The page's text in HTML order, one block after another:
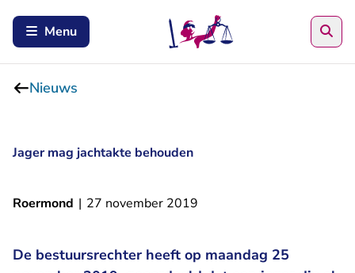
Menu
Nieuws
Jager mag jachtakte behouden
Roermond | 27 november 2019
De bestuursrechter heeft op maandag 25